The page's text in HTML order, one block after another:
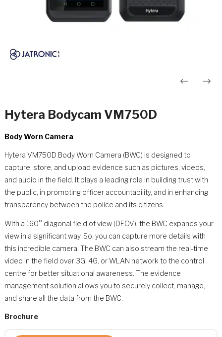
Hytera Bodycam VM750D
Body Worn Camera
Hytera VM750D Body Worn Camera (BWC) is designed to
capture, store, and upload evidence such as pictures, videos,
and audio in the field. It plays a leading role in building trust with
the public, in promoting officer accountability, and in enhancing
transparency between the police and its citizens.
With a 160° diagonal field of view (DFOV), the BWC expands your
view in a significant way. So, you can capture more details with
this incredible camera. The BWC can also stream the real-time
video in the field over 3G, 4G, or WLAN network to the control
centre for better situational awareness. The evidence
management solution allows you to securely collect, manage,
and share all the data from the BWC.
Brochure